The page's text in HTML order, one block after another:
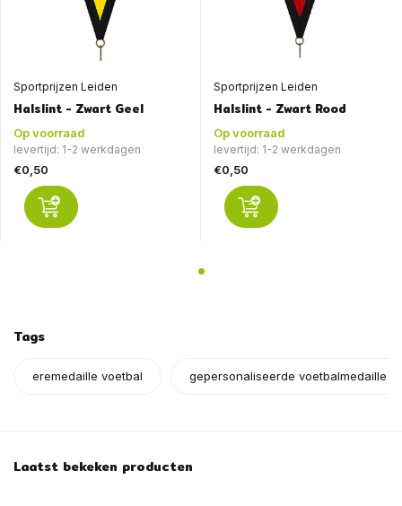
Sportprijzen Leiden
Halslint - Zwart Geel
Op voorraad
levertijd: 1-2 werkdagen
€0,50
Sportprijzen Leiden
Halslint - Zwart Rood
Op voorraad
levertijd: 1-2 werkdagen
€0,50
Tags
eremedaille voetbal gepersonaliseerde voetbalmedaille
Laatst bekeken producten